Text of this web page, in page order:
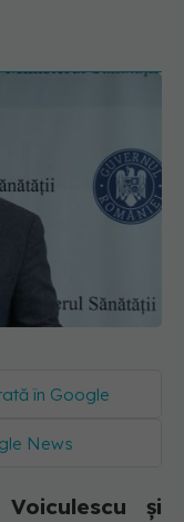
în Google
News
și